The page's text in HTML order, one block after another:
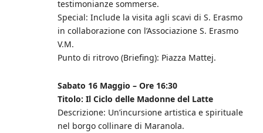
testimonianze sommerse.
Special: Include la visita agli scavi di S. Erasmo
in collaborazione con l’Associazione S. Erasmo
V.M.
Punto di ritrovo (Briefing): Piazza Mattej.
Sabato 16 Maggio – Ore 16:30
Titolo: Il Ciclo delle Madonne del Latte
Descrizione: Un’incursione artistica e spirituale
nel borgo collinare di Maranola.